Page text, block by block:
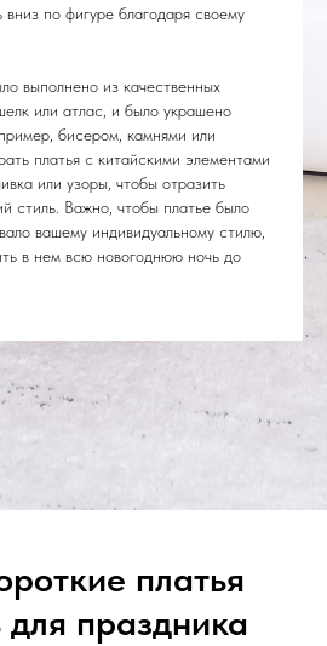
по фигуре благодаря своему
выполнено из качественных
или атлас, и было украшено
бисером, камнями или
платья с китайскими элементами
или узоры, чтобы отразить
стиль. Важно, чтобы платье было
вашему индивидуальному стилю,
в нем всю новогоднюю ночь до
платья
праздника